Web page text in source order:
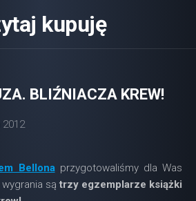
kupuję
BLIŹNIACZA KREW!
2012
Bellonaprzygotowaliśmy dla Was
są trzy egzemplarze książki